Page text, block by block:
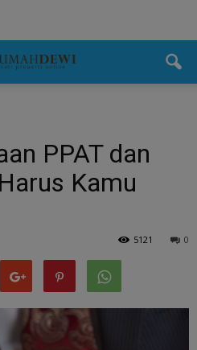
PPAT dan
Kamu
0
5121